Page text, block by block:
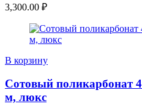
3,300.00 ₽
В корзину
Сотовый поликарбонат
м, люкс